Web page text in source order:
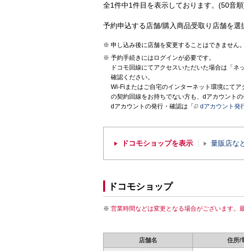
全1件中1件目を表示しております。(50音
予約申込する店舗/購入商品受取り店舗を選
申し込み後に店舗を変更することはできません。
予約手続きにはログインが必要です。
ドコモ回線にてアクセスいただいた場合は「
確認ください。
Wi-Fiまたはご自宅のインターネット環境にて
の契約回線をお持ちでない方も、dアカウントの
dアカウントの発行・確認は「
dアカウント発
ドコモショップを表示 量販店な
ドコモショップ
営業時間などは変更となる場合がございます。
店舗名 住所/